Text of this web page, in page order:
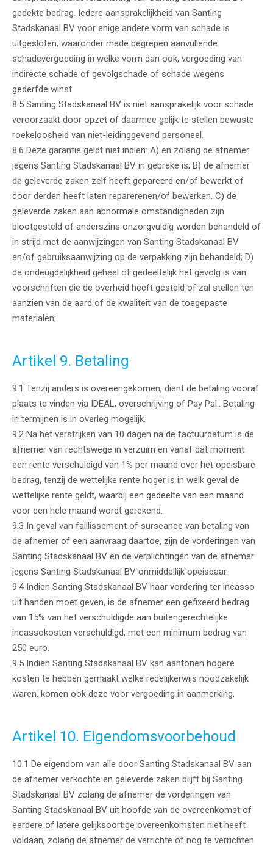
gedekte bedrag. Iedere aansprakelijkheid van Santing
Stadskanaal BV voor enige andere vorm van schade is
uitgesloten, waaronder mede begrepen aanvullende
schadevergoeding in welke vorm dan ook, vergoeding van
indirecte schade of gevolgschade of schade wegens
gederfde winst.
8.5 Santing Stadskanaal BV is niet aansprakelijk voor schade
veroorzaakt door opzet of daarmee gelijk te stellen bewuste
roekeloosheid van niet-leidinggevend personeel.
8.6 Deze garantie geldt niet indien: A) en zolang de afnemer
jegens Santing Stadskanaal BV in gebreke is; B) de afnemer
de geleverde zaken zelf heeft gepareerd en/of bewerkt of
door derden heeft laten reparerenen/of bewerken. C) de
geleverde zaken aan abnormale omstandigheden zijn
blootgesteld of anderszins onzorgvuldig worden behandeld of
in strijd met de aanwijzingen van Santing Stadskanaal BV
en/of gebruiksaanwijzing op de verpakking zijn behandeld; D)
de ondeugdelijkheid geheel of gedeeltelijk het gevolg is van
voorschriften die de overheid heeft gesteld of zal stellen ten
aanzien van de aard of de kwaliteit van de toegepaste
materialen;
Artikel 9. Betaling
9.1 Tenzij anders is overeengekomen, dient de betaling vooraf
plaats te vinden via IDEAL, overschrijving of Pay Pal.. Betaling
in termijnen is in overleg mogelijk.
9.2 Na het verstrijken van 10 dagen na de factuurdatum is de
afnemer van rechtswege in verzuim en vanaf dat moment
een rente verschuldigd van 1% per maand over het opeisbare
bedrag, tenzij de wettelijke rente hoger is in welk geval de
wettelijke rente geldt, waarbij een gedeelte van een maand
voor een hele maand wordt gerekend.
9.3 In geval van faillissement of surseance van betaling van
de afnemer of een aanvraag daartoe, zijn de vorderingen van
Santing Stadskanaal BV en de verplichtingen van de afnemer
jegens Santing Stadskanaal BV onmiddellijk opeisbaar.
9.4 Indien Santing Stadskanaal BV haar vordering ter incasso
uit handen moet geven, is de afnemer een gefixeerd bedrag
van 15% van het verschuldigde aan buitengerechtelijke
incassokosten verschuldigd, met een minimum bedrag van
250 euro.
9.5 Indien Santing Stadskanaal BV kan aantonen hogere
kosten te hebben gemaakt welke redelijkerwijs noodzakelijk
waren, komen ook deze voor vergoeding in aanmerking.
Artikel 10. Eigendomsvoorbehoud
10.1 De eigendom van alle door Santing Stadskanaal BV aan
de afnemer verkochte en geleverde zaken blijft bij Santing
Stadskanaal BV zolang de afnemer de vorderingen van
Santing Stadskanaal BV uit hoofde van de overeenkomst of
eerdere of latere gelijksoortige overeenkomsten niet heeft
voldaan, zolang de afnemer de verrichte of nog te verrichten